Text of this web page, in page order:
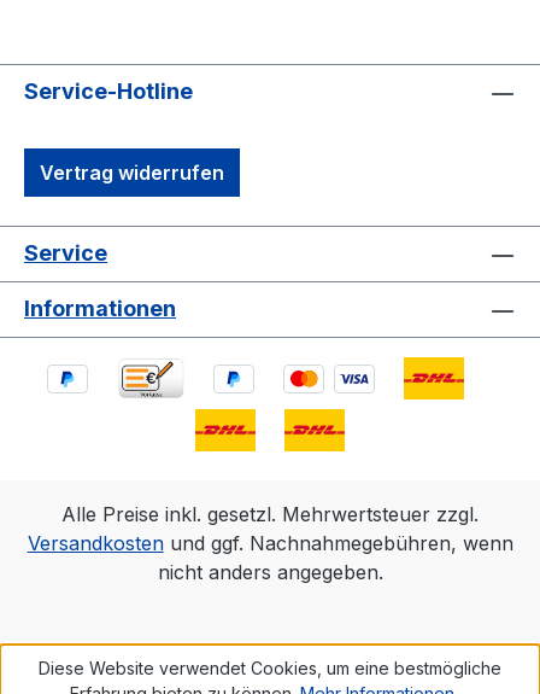
Service-Hotline
Vertrag widerrufen
Service
Informationen
Alle Preise inkl. gesetzl. Mehrwertsteuer zzgl.
Versandkostenund ggf. Nachnahmegebühren, wenn
nicht anders angegeben.
Diese Website verwendet Cookies, um eine bestmögliche